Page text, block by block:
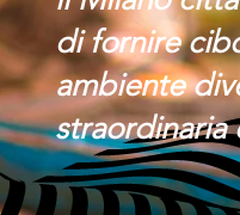
di fornire
ambiente
straordinaria